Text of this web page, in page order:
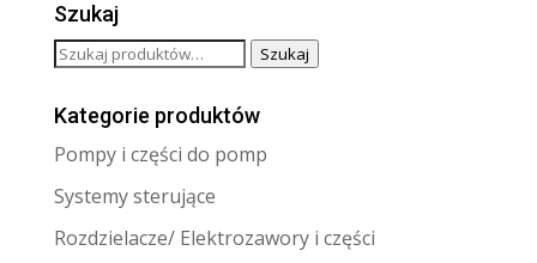
Szukaj
Szukaj: Szukaj
Kategorie produktów
Pompy i części do pomp
Systemy sterujące
Rozdzielacze/ Elektrozawory i części